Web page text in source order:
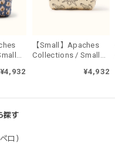
探す
ロ）
¥4,932
【Small】Apaches
Collections / Small
¥4,932